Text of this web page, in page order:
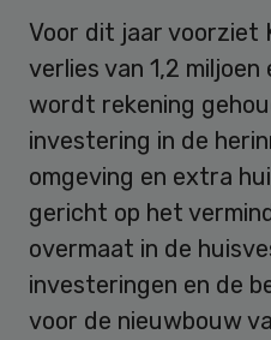
Voor dit jaar voorziet
verlies van 1,2
wordt rekening
investering in de
omgeving en extra
gericht op het
overmaat in de
investeringen en de
voor de nieuwbouw